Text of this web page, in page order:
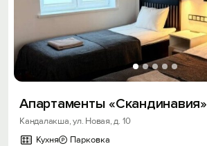
Апартаменты «Скандинавия»
Кандалакша, ул. Новая, д. 10
Кухня
Парковка